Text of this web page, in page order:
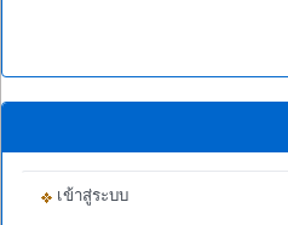
เข้าสู่ระบบ